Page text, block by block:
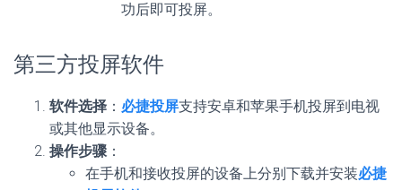
功后即可投屏。
第三方投屏软件
软件选择 ： 必捷投屏支持安卓和苹果手机投屏到电视
或其他显示设备。
操作步骤：
在手机和接收投屏的设备上分别下载并安装必捷